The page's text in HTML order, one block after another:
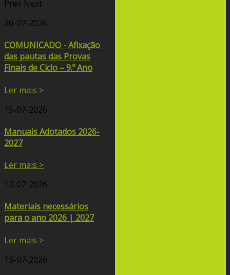
Prev Next
20-07-2026
COMUNICADO - Afixação
das pautas das Provas
Finais de Ciclo – 9.º Ano
Ler mais >
15-07-2026
Manuais Adotados 2026-
2027
Ler mais >
13-07-2026
Materiais necessários
para o ano 2026 | 2027
Ler mais >
13-07-2026